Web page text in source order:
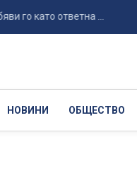
ответна ...
НОВИНИ ОБЩЕСТВО